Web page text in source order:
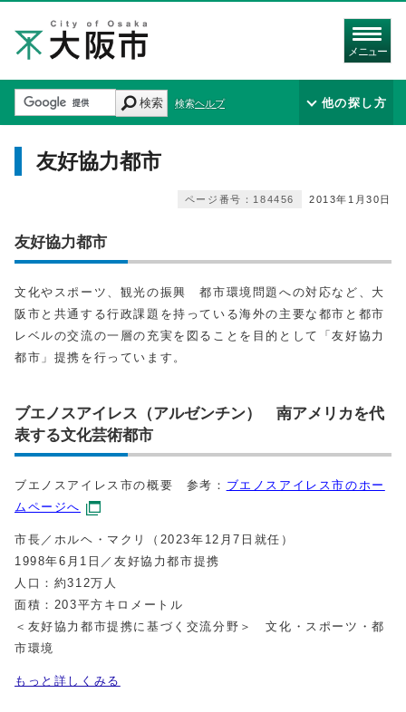
メニュー
検索 検索ヘルプ 他の探し方
友好協力都市
2013年1月30日
ページ番号：184456
友好協力都市
文化やスポーツ、観光の振興 都市環境問題への対応など、大
阪市と共通する行政課題を持っている海外の主要な都市と都市
レベルの交流の一層の充実を図ることを目的として「友好協力
都市」提携を行っています。
ブエノスアイレス（アルゼンチン） 南アメリカを代
表する文化芸術都市
ブエノスアイレス市の概要 参考： ブエノスアイレス市のホー
ムページへ
市長／ホルヘ・マクリ（2023年12月7日就任）
1998年6月1日／友好協力都市提携
人口：約312万人
面積：203平方キロメートル
＜友好協力都市提携に基づく交流分野＞ 文化・スポーツ・都
市環境
もっと詳しくみる